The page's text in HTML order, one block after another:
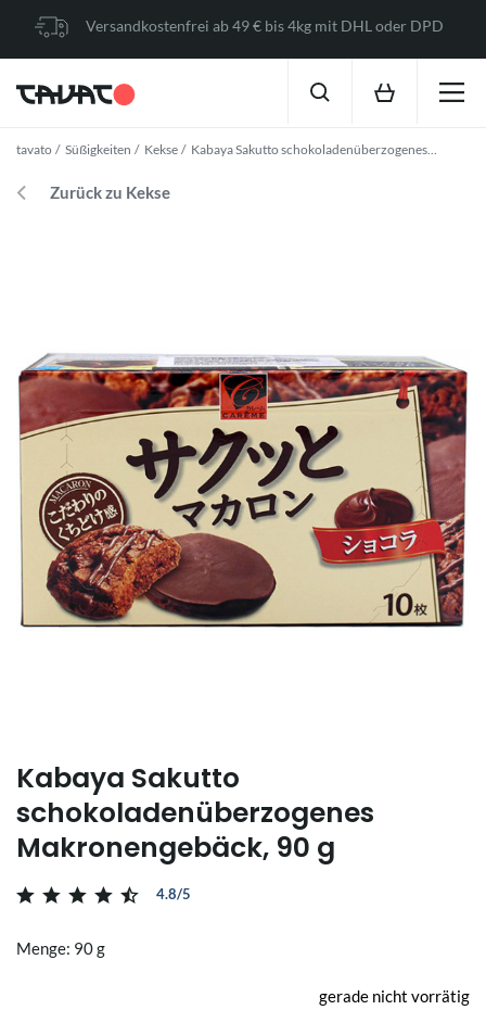
Versandkostenfrei ab 49 € bis 4kg mit DHL oder DPD
tavato Süßigkeiten Kekse Kabaya Sakutto schokoladenüberzogenes...
Zurück zu Kekse
Kabaya Sakutto
schokoladenüberzogenes
Makronengebäck, 90 g
4.8/5
Menge: 90 g
gerade nicht vorrätig